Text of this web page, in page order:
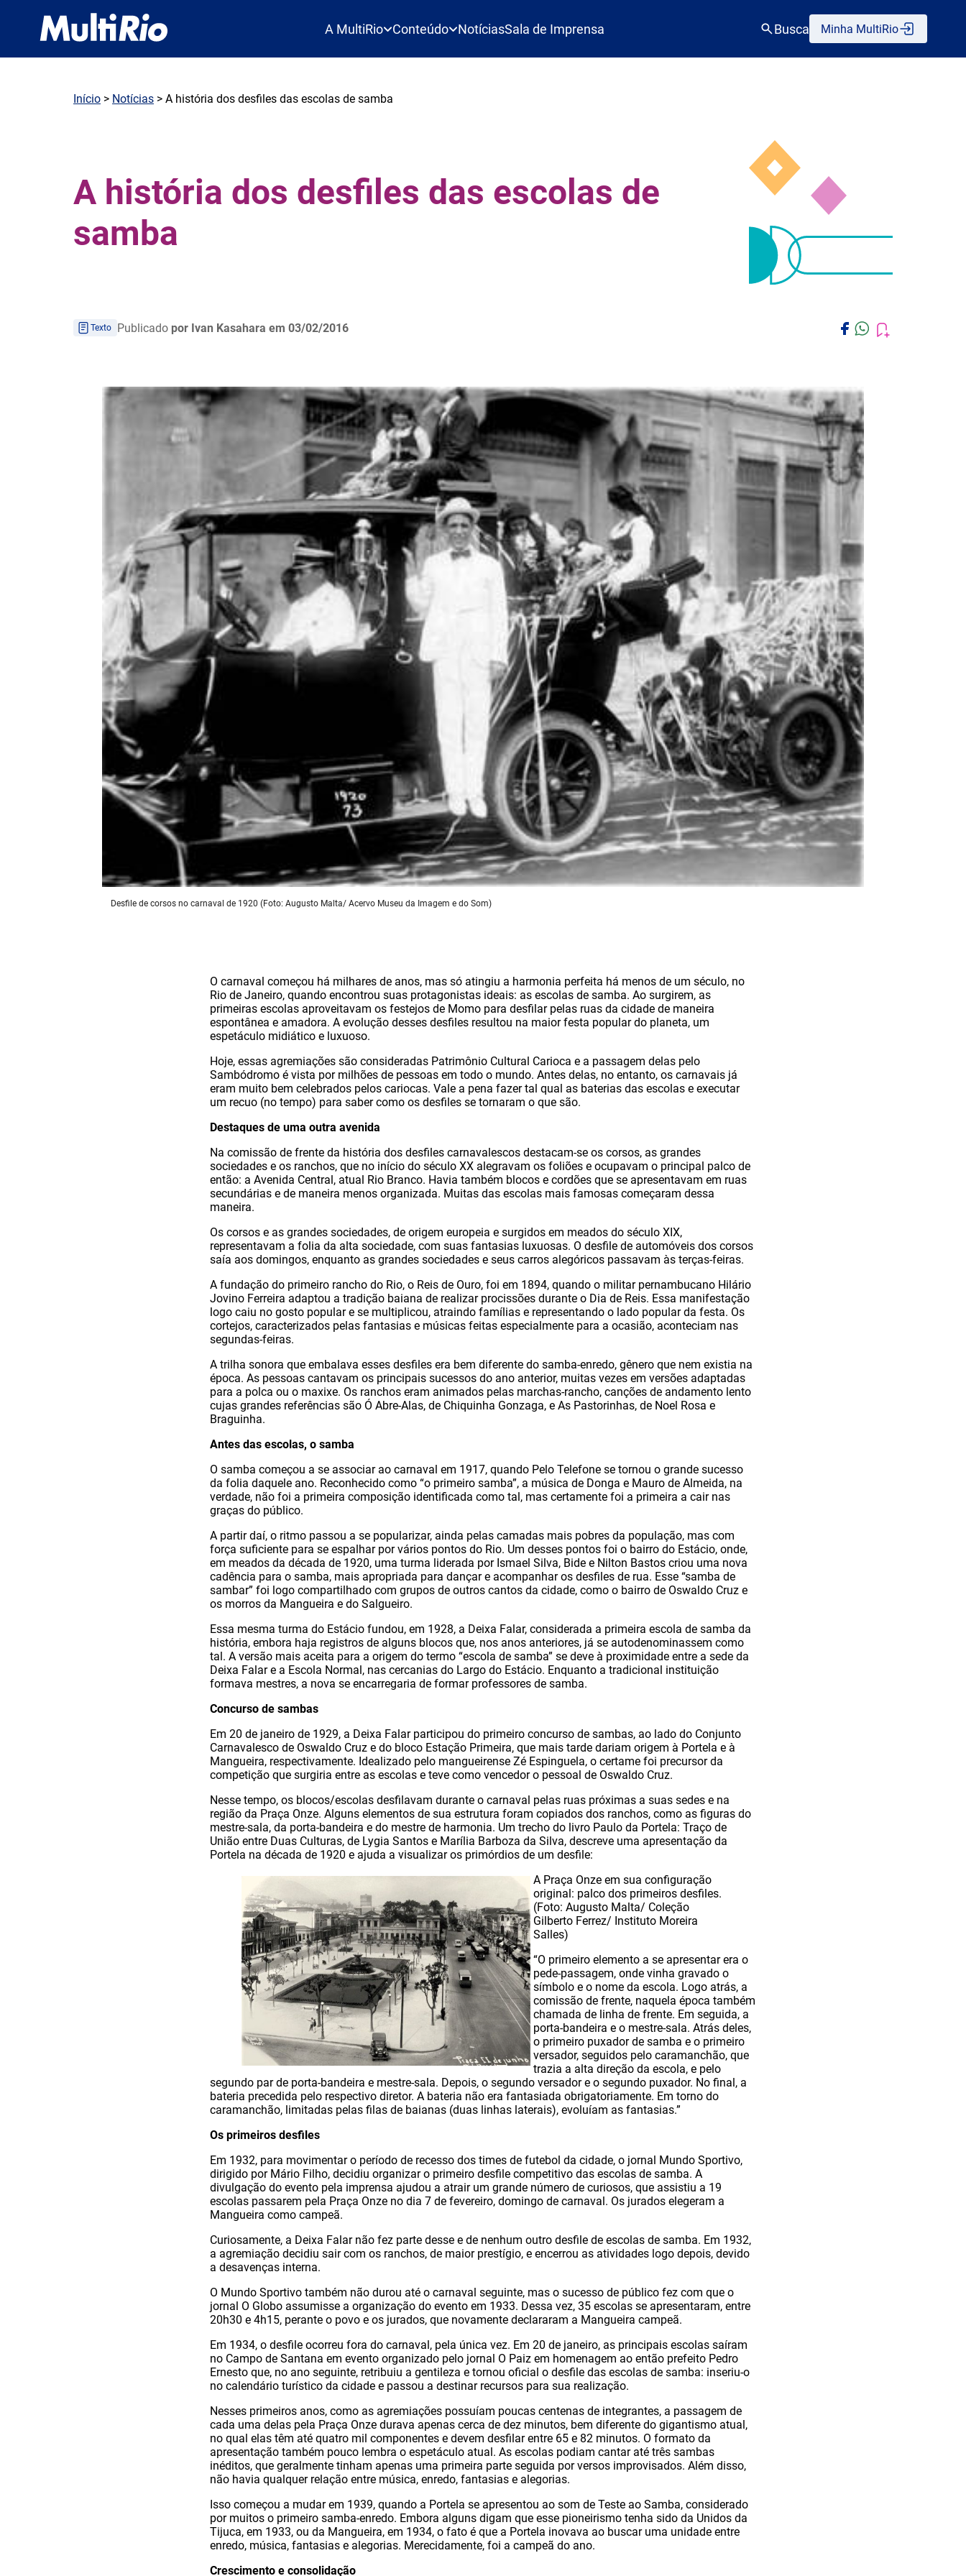
A MultiRio Conteúdo NotíciasSala de Imprensa Busca Minha MultiRio
Início > Notícias > A história dos desfiles das escolas de samba
A história dos desfiles das escolas de
samba
Texto Publicado por Ivan Kasahara em 03/02/2016
Desfile de corsos no carnaval de 1920 (Foto: Augusto Malta/ Acervo Museu da Imagem e do Som)
O carnaval começou há milhares de anos, mas só atingiu a harmonia perfeita há menos de um século, no
Rio de Janeiro, quando encontrou suas protagonistas ideais: as escolas de samba. Ao surgirem, as
primeiras escolas aproveitavam os festejos de Momo para desfilar pelas ruas da cidade de maneira
espontânea e amadora. A evolução desses desfiles resultou na maior festa popular do planeta, um
espetáculo midiático e luxuoso.
Hoje, essas agremiações são consideradas Patrimônio Cultural Carioca e a passagem delas pelo
Sambódromo é vista por milhões de pessoas em todo o mundo. Antes delas, no entanto, os carnavais já
eram muito bem celebrados pelos cariocas. Vale a pena fazer tal qual as baterias das escolas e executar
um recuo (no tempo) para saber como os desfiles se tornaram o que são.
Destaques de uma outra avenida
Na comissão de frente da história dos desfiles carnavalescos destacam-se os corsos, as grandes
sociedades e os ranchos, que no início do século XX alegravam os foliões e ocupavam o principal palco de
então: a Avenida Central, atual Rio Branco. Havia também blocos e cordões que se apresentavam em ruas
secundárias e de maneira menos organizada. Muitas das escolas mais famosas começaram dessa
maneira.
Os corsos e as grandes sociedades, de origem europeia e surgidos em meados do século XIX,
representavam a folia da alta sociedade, com suas fantasias luxuosas. O desfile de automóveis dos corsos
saía aos domingos, enquanto as grandes sociedades e seus carros alegóricos passavam às terças-feiras.
A fundação do primeiro rancho do Rio, o Reis de Ouro, foi em 1894, quando o militar pernambucano Hilário
Jovino Ferreira adaptou a tradição baiana de realizar procissões durante o Dia de Reis. Essa manifestação
logo caiu no gosto popular e se multiplicou, atraindo famílias e representando o lado popular da festa. Os
cortejos, caracterizados pelas fantasias e músicas feitas especialmente para a ocasião, aconteciam nas
segundas-feiras.
A trilha sonora que embalava esses desfiles era bem diferente do samba-enredo, gênero que nem existia na
época. As pessoas cantavam os principais sucessos do ano anterior, muitas vezes em versões adaptadas
para a polca ou o maxixe. Os ranchos eram animados pelas marchas-rancho, canções de andamento lento
cujas grandes referências são Ó Abre-Alas, de Chiquinha Gonzaga, e As Pastorinhas, de Noel Rosa e
Braguinha.
Antes das escolas, o samba
O samba começou a se associar ao carnaval em 1917, quando Pelo Telefone se tornou o grande sucesso
da folia daquele ano. Reconhecido como “o primeiro samba”, a música de Donga e Mauro de Almeida, na
verdade, não foi a primeira composição identificada como tal, mas certamente foi a primeira a cair nas
graças do público.
A partir daí, o ritmo passou a se popularizar, ainda pelas camadas mais pobres da população, mas com
força suficiente para se espalhar por vários pontos do Rio. Um desses pontos foi o bairro do Estácio, onde,
em meados da década de 1920, uma turma liderada por Ismael Silva, Bide e Nilton Bastos criou uma nova
cadência para o samba, mais apropriada para dançar e acompanhar os desfiles de rua. Esse “samba de
sambar” foi logo compartilhado com grupos de outros cantos da cidade, como o bairro de Oswaldo Cruz e
os morros da Mangueira e do Salgueiro.
Essa mesma turma do Estácio fundou, em 1928, a Deixa Falar, considerada a primeira escola de samba da
história, embora haja registros de alguns blocos que, nos anos anteriores, já se autodenominassem como
tal. A versão mais aceita para a origem do termo “escola de samba” se deve à proximidade entre a sede da
Deixa Falar e a Escola Normal, nas cercanias do Largo do Estácio. Enquanto a tradicional instituição
formava mestres, a nova se encarregaria de formar professores de samba.
Concurso de sambas
Em 20 de janeiro de 1929, a Deixa Falar participou do primeiro concurso de sambas, ao lado do Conjunto
Carnavalesco de Oswaldo Cruz e do bloco Estação Primeira, que mais tarde dariam origem à Portela e à
Mangueira, respectivamente. Idealizado pelo mangueirense Zé Espinguela, o certame foi precursor da
competição que surgiria entre as escolas e teve como vencedor o pessoal de Oswaldo Cruz.
Nesse tempo, os blocos/escolas desfilavam durante o carnaval pelas ruas próximas a suas sedes e na
região da Praça Onze. Alguns elementos de sua estrutura foram copiados dos ranchos, como as figuras do
mestre-sala, da porta-bandeira e do mestre de harmonia. Um trecho do livro Paulo da Portela: Traço de
União entre Duas Culturas, de Lygia Santos e Marília Barboza da Silva, descreve uma apresentação da
Portela na década de 1920 e ajuda a visualizar os primórdios de um desfile:
A Praça Onze em sua configuração
original: palco dos primeiros desfiles.
(Foto: Augusto Malta/ Coleção
Gilberto Ferrez/ Instituto Moreira
Salles)
“O primeiro elemento a se apresentar era o
pede-passagem, onde vinha gravado o
símbolo e o nome da escola. Logo atrás, a
comissão de frente, naquela época também
chamada de linha de frente. Em seguida, a
porta-bandeira e o mestre-sala. Atrás deles,
o primeiro puxador de samba e o primeiro
versador, seguidos pelo caramanchão, que
trazia a alta direção da escola, e pelo
segundo par de porta-bandeira e mestre-sala. Depois, o segundo versador e o segundo puxador. No final, a
bateria precedida pelo respectivo diretor. A bateria não era fantasiada obrigatoriamente. Em torno do
caramanchão, limitadas pelas filas de baianas (duas linhas laterais), evoluíam as fantasias.”
Os primeiros desfiles
Em 1932, para movimentar o período de recesso dos times de futebol da cidade, o jornal Mundo Sportivo,
dirigido por Mário Filho, decidiu organizar o primeiro desfile competitivo das escolas de samba. A
divulgação do evento pela imprensa ajudou a atrair um grande número de curiosos, que assistiu a 19
escolas passarem pela Praça Onze no dia 7 de fevereiro, domingo de carnaval. Os jurados elegeram a
Mangueira como campeã.
Curiosamente, a Deixa Falar não fez parte desse e de nenhum outro desfile de escolas de samba. Em 1932,
a agremiação decidiu sair com os ranchos, de maior prestígio, e encerrou as atividades logo depois, devido
a desavenças interna.
O Mundo Sportivo também não durou até o carnaval seguinte, mas o sucesso de público fez com que o
jornal O Globo assumisse a organização do evento em 1933. Dessa vez, 35 escolas se apresentaram, entre
20h30 e 4h15, perante o povo e os jurados, que novamente declararam a Mangueira campeã.
Em 1934, o desfile ocorreu fora do carnaval, pela única vez. Em 20 de janeiro, as principais escolas saíram
no Campo de Santana em evento organizado pelo jornal O Paiz em homenagem ao então prefeito Pedro
Ernesto que, no ano seguinte, retribuiu a gentileza e tornou oficial o desfile das escolas de samba: inseriu-o
no calendário turístico da cidade e passou a destinar recursos para sua realização.
Nesses primeiros anos, como as agremiações possuíam poucas centenas de integrantes, a passagem de
cada uma delas pela Praça Onze durava apenas cerca de dez minutos, bem diferente do gigantismo atual,
no qual elas têm até quatro mil componentes e devem desfilar entre 65 e 82 minutos. O formato da
apresentação também pouco lembra o espetáculo atual. As escolas podiam cantar até três sambas
inéditos, que geralmente tinham apenas uma primeira parte seguida por versos improvisados. Além disso,
não havia qualquer relação entre música, enredo, fantasias e alegorias.
Isso começou a mudar em 1939, quando a Portela se apresentou ao som de Teste ao Samba, considerado
por muitos o primeiro samba-enredo. Embora alguns digam que esse pioneirismo tenha sido da Unidos da
Tijuca, em 1933, ou da Mangueira, em 1934, o fato é que a Portela inovava ao buscar uma unidade entre
enredo, música, fantasias e alegorias. Merecidamente, foi a campeã do ano.
Crescimento e consolidação